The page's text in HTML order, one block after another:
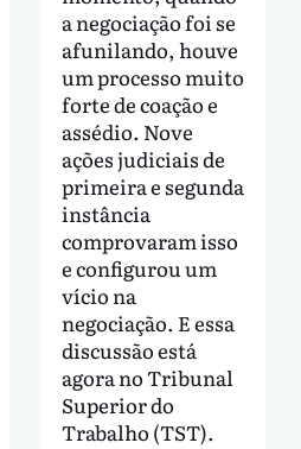
a negociação foi se
afunilando, houve
um processo muito
forte de coação e
assédio. Nove
ações judiciais de
primeira e segunda
instância
comprovaram isso
e configurou um
vício na
negociação. E essa
discussão está
agora no Tribunal
Superior do
Trabalho (TST).